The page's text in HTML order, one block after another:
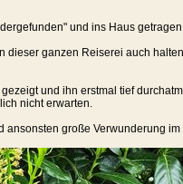
und ins Haus getragen
dieser ganzen Reiserei auch
und ihn erstmal tief
nicht erwarten.
ansonsten große Verwunderung